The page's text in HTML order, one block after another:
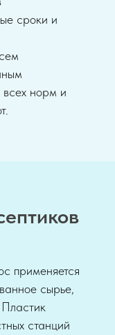
сроки и
норм и
применяется
сырье,
станций